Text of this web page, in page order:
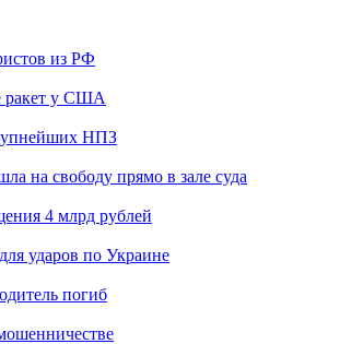
из РФ
ракет у США
НПЗ
на свободу прямо в зале суда
4 млрд рублей
ударов по Украине
погиб